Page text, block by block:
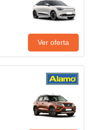
Ver oferta